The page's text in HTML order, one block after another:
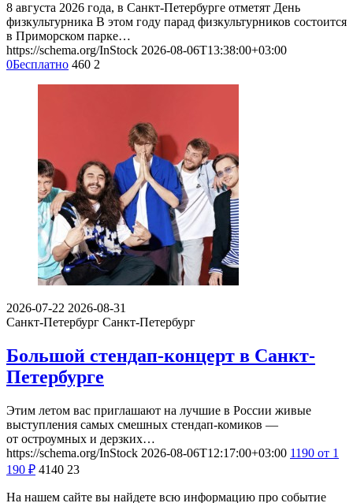
8 августа 2026 года, в Санкт-Петербурге отметят День
физкультурника В этом году парад физкультурников состоится
в Приморском парке…
https://schema.org/InStock 2026-08-06T13:38:00+03:00
0Бесплатно 460 2
2026-07-22 2026-08-31
Санкт-Петербург Санкт-Петербург
Большой стендап-концерт в Санкт-
Петербурге
Этим летом вас приглашают на лучшие в России живые
выступления самых смешных стендап-комиков —
от остроумных и дерзких…
https://schema.org/InStock 2026-08-06T12:17:00+03:00 1190 от 1
190 ₽ 4140 23
На нашем сайте вы найдете всю информацию про событие